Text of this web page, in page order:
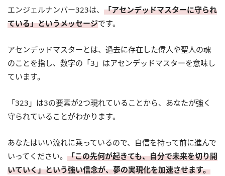
エンジェルナンバー323は、 「アセンデッドマスターに守られ
ている」というメッセージです。
アセンデッドマスターとは、過去に存在した偉人や聖人の魂
のことを指し、数字の「3」はアセンデッドマスターを意味し
ています。
「323」は3の要素が2つ現れていることから、あなたが強く
守られていることがわかります。
あなたはいい流れに乗っているので、自信を持って前に進んで
いってください。 「この先何が起きても、自分で未来を切り開
いていく」という強い信念が、夢の実現化を加速させます。